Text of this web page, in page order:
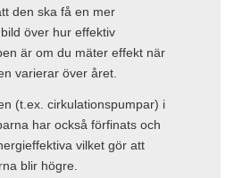
den ska få en mer
över hur effektiv
är om du mäter effekt när
varierar över året.
(t.ex. cirkulationspumpar) i
har också förfinats och
vilket gör att
blir högre.